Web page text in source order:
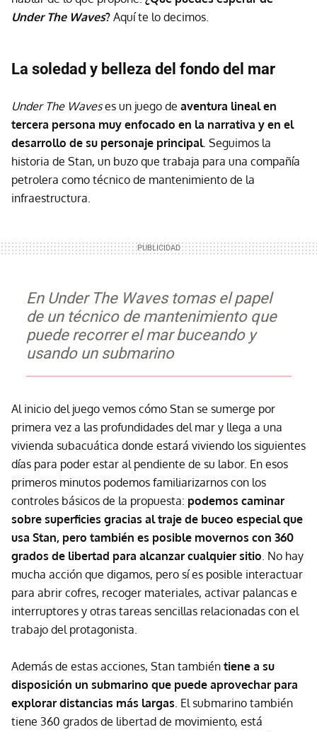
Under The Waves? Aquí te lo decimos.
La soledad y belleza del fondo del mar
Under The Waveses un juego de aventura lineal en
tercera persona muy enfocado en la narrativa y en el
desarrollo de su personaje principal. Seguimos la
historia de Stan, un buzo que trabaja para una compañía
petrolera como técnico de mantenimiento de la
infraestructura.
En Under The Waves tomas el papel
de un técnico de mantenimiento que
puede recorrer el mar buceando y
usando un submarino
Al inicio del juego vemos cómo Stan se sumerge por
primera vez a las profundidades del mar y llega a una
vivienda subacuática donde estará viviendo los siguientes
días para poder estar al pendiente de su labor. En esos
primeros minutos podemos familiarizarnos con los
controles básicos de la propuesta: podemos caminar
sobre superficies gracias al traje de buceo especial que
usa Stan, pero también es posible movernos con 360
grados de libertad para alcanzar cualquier sitio. No hay
mucha acción que digamos, pero sí es posible interactuar
para abrir cofres, recoger materiales, activar palancas e
interruptores y otras tareas sencillas relacionadas con el
trabajo del protagonista.
Además de estas acciones, Stan también tiene a su
disposición un submarino que puede aprovechar para
explorar distancias más largas. El submarino también
tiene 360 grados de libertad de movimiento, está